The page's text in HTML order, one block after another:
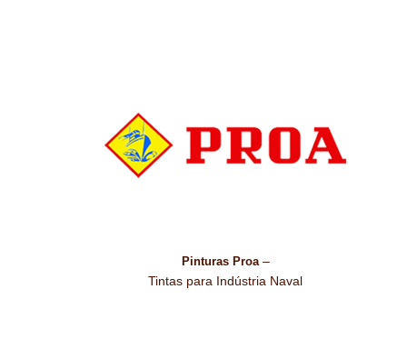
Pinturas Proa–
Tintas para Indústria Naval